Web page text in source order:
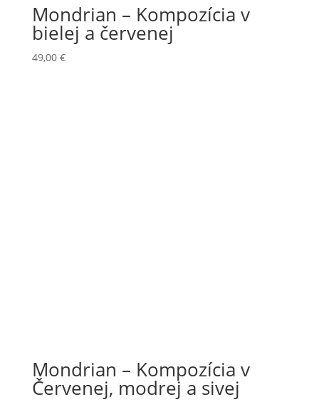
Mondrian – Kompozícia v
bielej a červenej
49,00 €
Mondrian – Kompozícia v
Červenej, modrej a sivej